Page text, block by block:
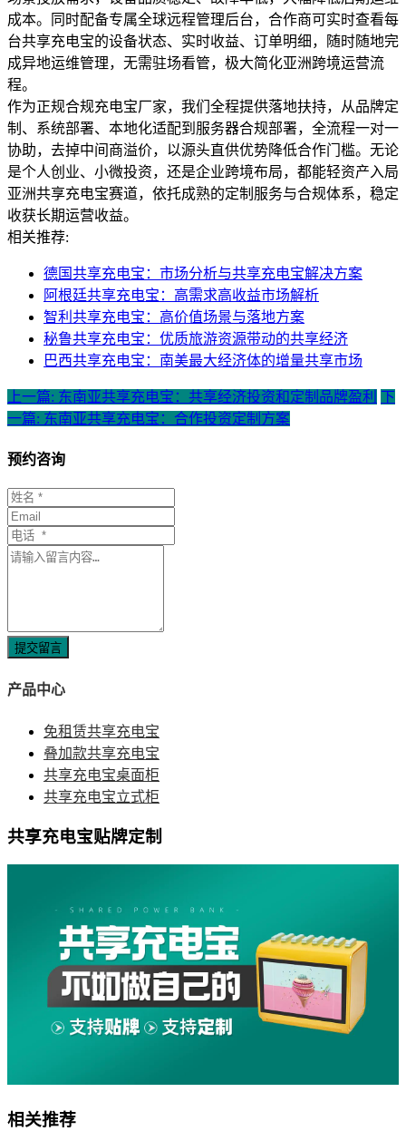
成本。同时配备专属全球远程管理后台，合作商可实时查看每
台共享充电宝的设备状态、实时收益、订单明细，随时随地完
成异地运维管理，无需驻场看管，极大简化亚洲跨境运营流
程。
作为正规合规充电宝厂家，我们全程提供落地扶持，从品牌定
制、系统部署、本地化适配到服务器合规部署，全流程一对一
协助，去掉中间商溢价，以源头直供优势降低合作门槛。无论
是个人创业、小微投资，还是企业跨境布局，都能轻资产入局
亚洲共享充电宝赛道，依托成熟的定制服务与合规体系，稳定
收获长期运营收益。
相关推荐:
德国共享充电宝：市场分析与共享充电宝解决方案
阿根廷共享充电宝：高需求高收益市场解析
智利共享充电宝：高价值场景与落地方案
秘鲁共享充电宝：优质旅游资源带动的共享经济
巴西共享充电宝：南美最大经济体的增量共享市场
上一篇: 东南亚共享充电宝：共享经济投资和定制品牌盈利 下
一篇: 东南亚共享充电宝：合作投资定制方案
预约咨询
提交留言
产品中心
免租赁共享充电宝
叠加款共享充电宝
共享充电宝桌面柜
共享充电宝立式柜
共享充电宝贴牌定制
相关推荐